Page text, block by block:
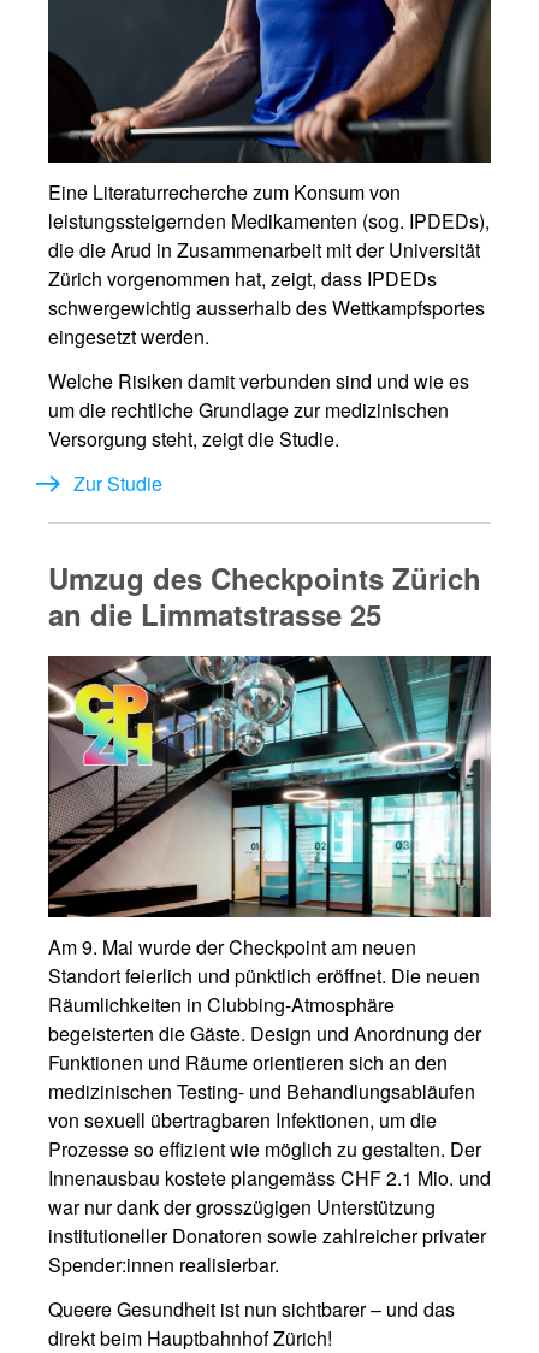
Eine Literaturrecherche zum Konsum von
leistungssteigernden Medikamenten (sog. IPDEDs),
die die Arud in Zusammenarbeit mit der Universität
Zürich vorgenommen hat, zeigt, dass IPDEDs
schwergewichtig ausserhalb des Wettkampfsportes
eingesetzt werden.
Welche Risiken damit verbunden sind und wie es
um die rechtliche Grundlage zur medizinischen
Versorgung steht, zeigt die Studie.
Zur Studie
Umzug des Checkpoints Zürich
an die Limmatstrasse 25
Am 9. Mai wurde der Checkpoint am neuen
Standort feierlich und pünktlich eröffnet. Die neuen
Räumlichkeiten in Clubbing-Atmosphäre
begeisterten die Gäste. Design und Anordnung der
Funktionen und Räume orientieren sich an den
medizinischen Testing- und Behandlungsabläufen
von sexuell übertragbaren Infektionen, um die
Prozesse so effizient wie möglich zu gestalten. Der
Innenausbau kostete plangemäss CHF 2.1 Mio. und
war nur dank der grosszügigen Unterstützung
institutioneller Donatoren sowie zahlreicher privater
Spender:innen realisierbar.
Queere Gesundheit ist nun sichtbarer – und das
direkt beim Hauptbahnhof Zürich!